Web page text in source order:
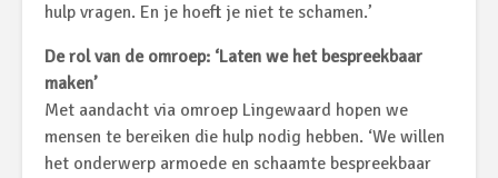
hulp vragen. En je hoeft je niet te schamen.’
De rol van de omroep: ‘Laten we het bespreekbaar
maken’
Met aandacht via omroep Lingewaard hopen we
mensen te bereiken die hulp nodig hebben. ‘We willen
het onderwerp armoede en schaamte bespreekbaar